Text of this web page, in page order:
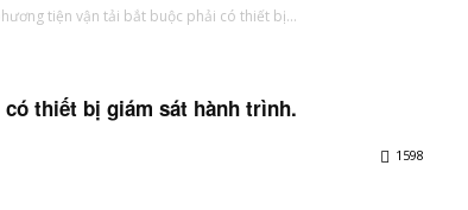
tiện vận tải bắt buộc phải có thiết bị...
thiết bị giám sát hành trình.
1598